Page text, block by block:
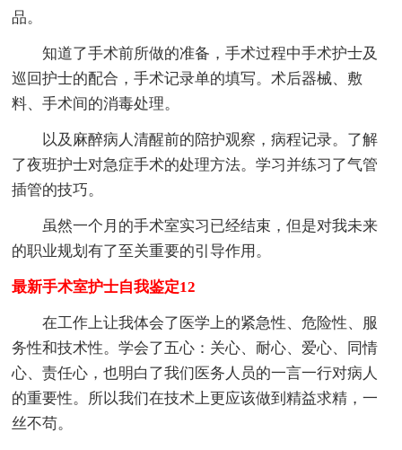
品。
知道了手术前所做的准备，手术过程中手术护士及
巡回护士的配合，手术记录单的填写。术后器械、敷
料、手术间的消毒处理。
以及麻醉病人清醒前的陪护观察，病程记录。了解
了夜班护士对急症手术的处理方法。学习并练习了气管
插管的技巧。
虽然一个月的手术室实习已经结束，但是对我未来
的职业规划有了至关重要的引导作用。
最新手术室护士自我鉴定12
在工作上让我体会了医学上的紧急性、危险性、服
务性和技术性。学会了五心：关心、耐心、爱心、同情
心、责任心，也明白了我们医务人员的一言一行对病人
的重要性。所以我们在技术上更应该做到精益求精，一
丝不苟。